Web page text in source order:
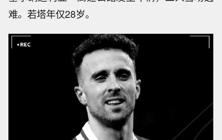
难。若塔年仅28岁。